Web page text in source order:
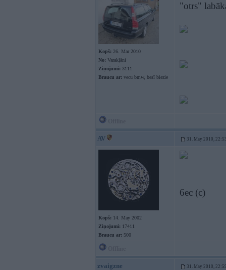
Kopš: 26. Mar 2010
No: Varakļāni
Ziņojumi: 3111
Braucu ar: vecu bmw, besī biezie
"otrs"
AV 31. May 2010,
Kopš: 14. May 2002
Ziņojumi: 17411
Braucu ar: 500
6ec (c)
zvaigzne 31. May 2010,